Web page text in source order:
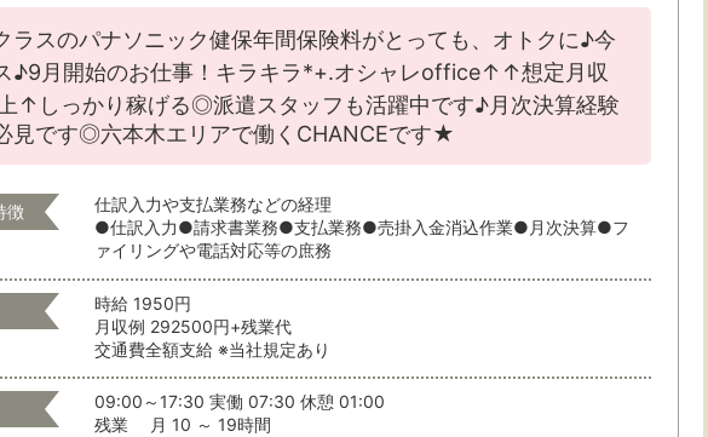
通勤時間・駅・路線から探す
勤時間から検索
こだわりの条件を選ぶ
ラスのパナソニック健保年間保険料がとっても、オトクに♪今
♪9月開始のお仕事！キラキラ*+.オシャレoffice↑↑想定月収
↑しっかり稼げる◎派遣スタッフも活躍中です♪月次決算経験
見です◎六本木エリアで働くCHANCEです★
徴
仕訳入力や支払業務などの経理
●仕訳入力●請求書業務●支払業務●売掛入金消込作業●月次決算●フ
ァイリングや電話対応等の庶務
時給 1950円
月収例 292500円+残業代
交通費全額支給 ※当社規定あり
09:00～17:30 実働 07:30 休憩 01:00
残業 月 10 ～ 19時間